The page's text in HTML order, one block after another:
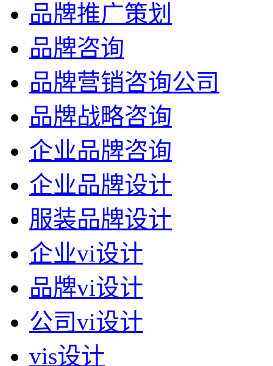
品牌推广策划
品牌咨询
品牌营销咨询公司
品牌战略咨询
企业品牌咨询
企业品牌设计
服装品牌设计
企业vi设计
品牌vi设计
公司vi设计
vis设计